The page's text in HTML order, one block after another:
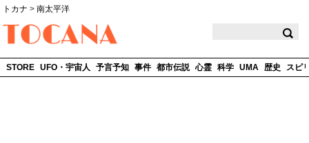
トカナ > 南太平洋
STORE UFO・宇宙人 予言予知 事件 都市伝説 心霊 科学 UMA 歴史 スピ